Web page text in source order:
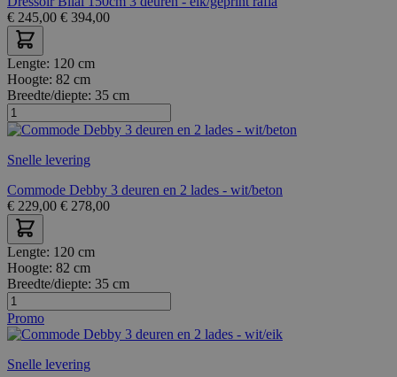
€ 245,00 € 394,00
Lengte: 120 cm
Hoogte: 82 cm
Breedte/diepte: 35 cm
Snelle levering
Commode Debby 3 deuren en 2 lades - wit/beton
€ 229,00 € 278,00
Lengte: 120 cm
Hoogte: 82 cm
Breedte/diepte: 35 cm
Promo
Snelle levering